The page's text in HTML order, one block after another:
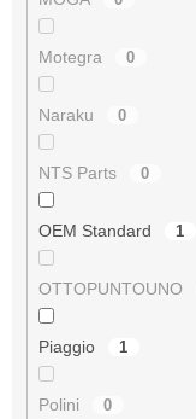
Motegra 0
Naraku 0
NTS Parts 0
OEM Standard 1
OTTOPUNTOUNO
Piaggio 1
Polini 0